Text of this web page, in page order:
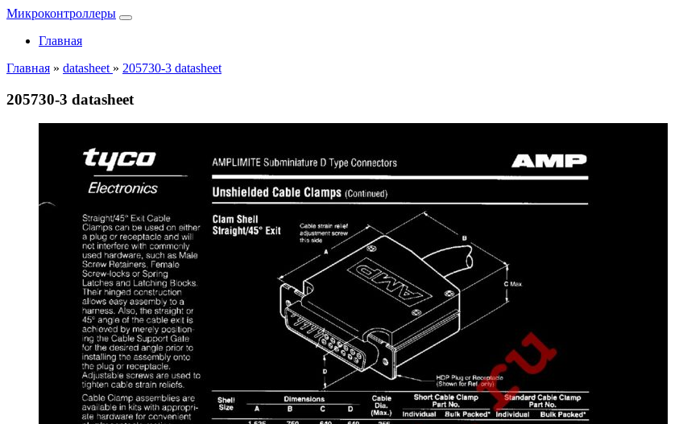
Микроконтроллеры
Главная
Главная » datasheet » 205730-3 datasheet
205730-3 datasheet